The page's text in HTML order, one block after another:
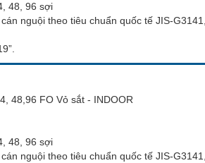
48, 96 sợi
nguội theo tiêu chuẩn quốc tế JIS-
48,96 FO Vỏ sắt - INDOOR
48, 96 sợi
nguội theo tiêu chuẩn quốc tế JIS-